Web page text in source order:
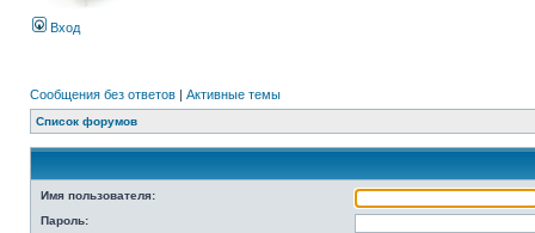
Вход
Сообщения без ответов | Активные темы
Список форумов
Имя пользователя:
Пароль: